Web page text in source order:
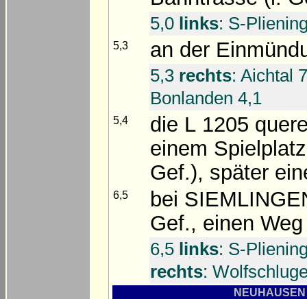
5,0 links: S-
5,3 an der
5,3 rechts: Aichtal
Bonlanden 4,1
5,4
die L 1205
einem
Gef.), später
6,5
bei
Gef., einen
6,5 links: S-
rechts: